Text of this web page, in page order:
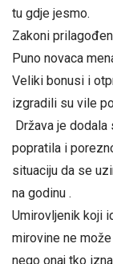
tu gdje jesmo.
Zakoni
Puno novaca
Veliki bonusi i
izgradili su vile
Država je
popratila i
situaciju da se
na godinu .
Umirovljenik koji
mirovine ne
nego onaj tko